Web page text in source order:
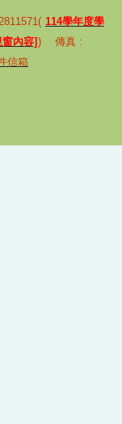
114學年度學
窗內容]) 傳真 :
信箱